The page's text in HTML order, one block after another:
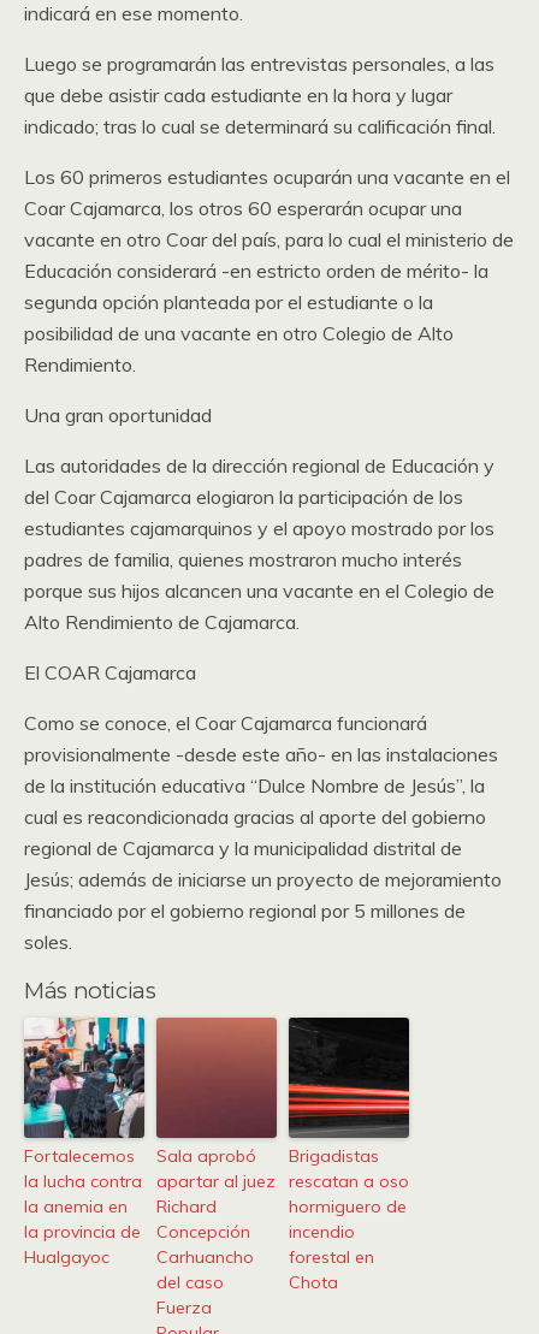
indicará en ese momento.
Luego se programarán las entrevistas personales, a las
que debe asistir cada estudiante en la hora y lugar
indicado; tras lo cual se determinará su calificación final.
Los 60 primeros estudiantes ocuparán una vacante en el
Coar Cajamarca, los otros 60 esperarán ocupar una
vacante en otro Coar del país, para lo cual el ministerio de
Educación considerará -en estricto orden de mérito- la
segunda opción planteada por el estudiante o la
posibilidad de una vacante en otro Colegio de Alto
Rendimiento.
Una gran oportunidad
Las autoridades de la dirección regional de Educación y
del Coar Cajamarca elogiaron la participación de los
estudiantes cajamarquinos y el apoyo mostrado por los
padres de familia, quienes mostraron mucho interés
porque sus hijos alcancen una vacante en el Colegio de
Alto Rendimiento de Cajamarca.
El COAR Cajamarca
Como se conoce, el Coar Cajamarca funcionará
provisionalmente -desde este año- en las instalaciones
de la institución educativa “Dulce Nombre de Jesús”, la
cual es reacondicionada gracias al aporte del gobierno
regional de Cajamarca y la municipalidad distrital de
Jesús; además de iniciarse un proyecto de mejoramiento
financiado por el gobierno regional por 5 millones de
soles.
Más noticias
Fortalecemos
la lucha contra
la anemia en
la provincia de
Hualgayoc
Sala aprobó
apartar al juez
Richard
Concepción
Carhuancho
del caso
Fuerza
Brigadistas
rescatan a oso
hormiguero de
incendio
forestal en
Chota